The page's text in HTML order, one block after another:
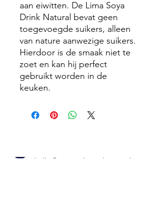
aan eiwitten. De Lima Soya
Drink Natural bevat geen
toegevoegde suikers, alleen
van nature aanwezige suikers.
Hierdoor is de smaak niet te
zoet en kan hij perfect
gebruikt worden in de
keuken.
hallo@gezondmetchristina.be